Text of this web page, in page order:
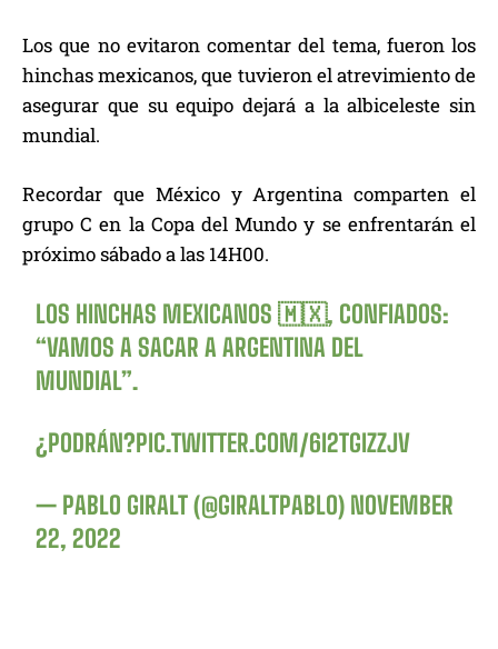
Los que no evitaron comentar del tema, fueron los
hinchas mexicanos, que tuvieron el atrevimiento de
asegurar que su equipo dejará a la albiceleste sin
mundial.
Recordar que México y Argentina comparten el
grupo C en la Copa del Mundo y se enfrentarán el
próximo sábado a las 14H00.
LOS HINCHAS MEXICANOS 🇲🇽, CONFIADOS:
“VAMOS A SACAR A ARGENTINA DEL
MUNDIAL”.
¿PODRÁN?PIC.TWITTER.COM/6I2TGIZZJV
— PABLO GIRALT (@GIRALTPABLO) NOVEMBER
22, 2022